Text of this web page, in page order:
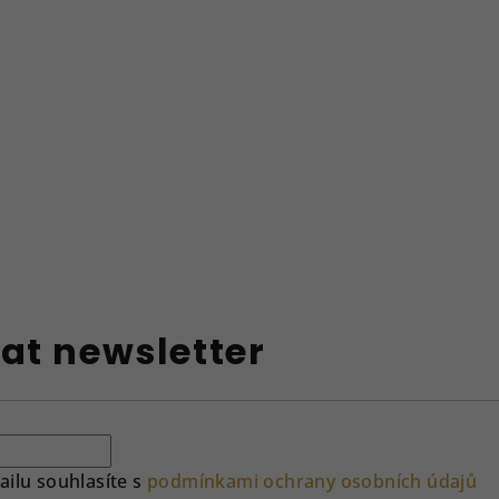
newsletter
souhlasíte s podmínkami ochrany osobních údajů